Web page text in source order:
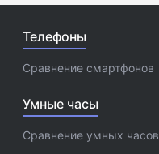
Телефоны
Сравнение смартфонов
Умные часы
Сравнение умных часов